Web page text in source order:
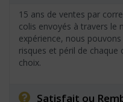
15 ans de ventes par
colis envoyés à travers le
expérience, nous
risques et péril de
choix.
Satisfait ou